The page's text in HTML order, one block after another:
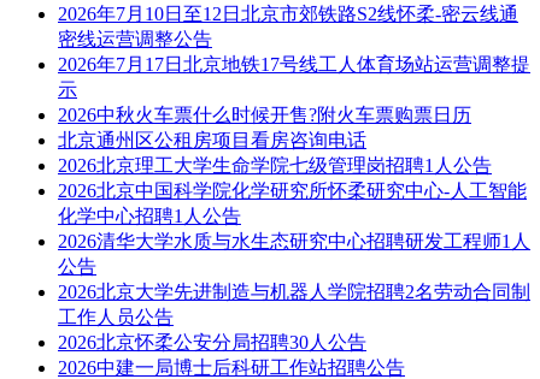
2026年7月10日至12日北京市郊铁路S2线怀柔-密云线通
密线运营调整公告
2026年7月17日北京地铁17号线工人体育场站运营调整提
示
2026中秋火车票什么时候开售?附火车票购票日历
北京通州区公租房项目看房咨询电话
2026北京理工大学生命学院七级管理岗招聘1人公告
2026北京中国科学院化学研究所怀柔研究中心-人工智能
化学中心招聘1人公告
2026清华大学水质与水生态研究中心招聘研发工程师1人
公告
2026北京大学先进制造与机器人学院招聘2名劳动合同制
工作人员公告
2026北京怀柔公安分局招聘30人公告
2026中建一局博士后科研工作站招聘公告